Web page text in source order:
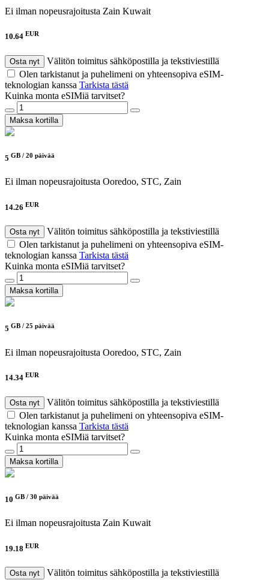
Ei ilman nopeusrajoitusta Zain Kuwait
10.64 EUR
Osta nyt
Välitön toimitus sähköpostilla ja tekstiviestillä
Olen tarkistanut ja puhelimeni on yhteensopiva eSIM-
teknologian kanssa Tarkista tästä
Kuinka monta eSIMiä tarvitset?
Maksa kortilla
5 GB / 20 päivää
Ei ilman nopeusrajoitusta Ooredoo, STC, Zain
14.26 EUR
Osta nyt
Välitön toimitus sähköpostilla ja tekstiviestillä
Olen tarkistanut ja puhelimeni on yhteensopiva eSIM-
teknologian kanssa Tarkista tästä
Kuinka monta eSIMiä tarvitset?
Maksa kortilla
5 GB / 25 päivää
Ei ilman nopeusrajoitusta Ooredoo, STC, Zain
14.34 EUR
Osta nyt
Välitön toimitus sähköpostilla ja tekstiviestillä
Olen tarkistanut ja puhelimeni on yhteensopiva eSIM-
teknologian kanssa Tarkista tästä
Kuinka monta eSIMiä tarvitset?
Maksa kortilla
10 GB / 30 päivää
Ei ilman nopeusrajoitusta Zain Kuwait
19.18 EUR
Osta nyt
Välitön toimitus sähköpostilla ja tekstiviestillä